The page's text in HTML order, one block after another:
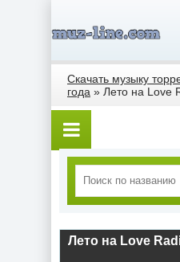
Скачать музыку
года » Лето на Love